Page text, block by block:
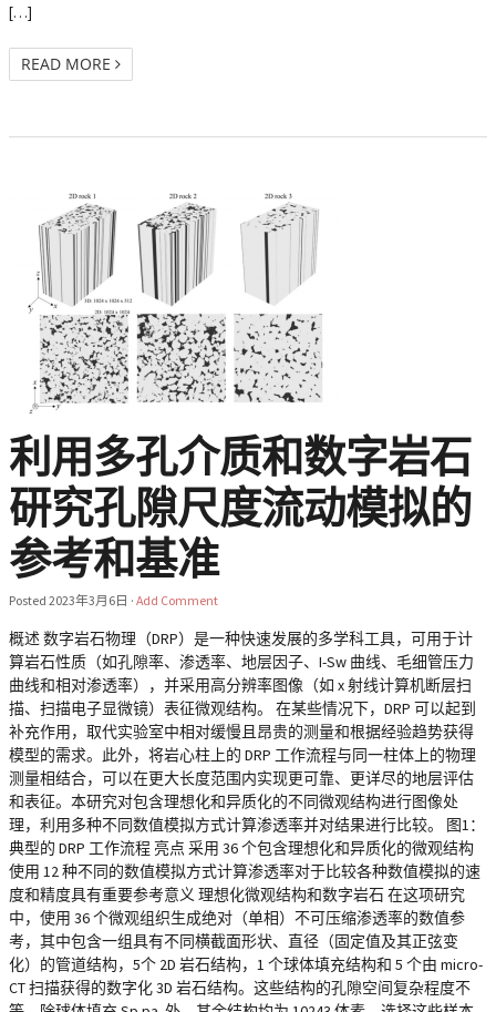
[…]
READ MORE
利用多孔介质和数字岩石
研究孔隙尺度流动模拟的
参考和基准
Posted 2023年3月6日 · Add Comment
概述 数字岩石物理（DRP）是一种快速发展的多学科工具，可用于计
算岩石性质（如孔隙率、渗透率、地层因子、I-Sw 曲线、毛细管压力
曲线和相对渗透率），并采用高分辨率图像（如 x 射线计算机断层扫
描、扫描电子显微镜）表征微观结构。 在某些情况下，DRP 可以起到
补充作用，取代实验室中相对缓慢且昂贵的测量和根据经验趋势获得
模型的需求。此外，将岩心柱上的 DRP 工作流程与同一柱体上的物理
测量相结合，可以在更大长度范围内实现更可靠、更详尽的地层评估
和表征。本研究对包含理想化和异质化的不同微观结构进行图像处
理，利用多种不同数值模拟方式计算渗透率并对结果进行比较。 图1：
典型的 DRP 工作流程 亮点 采用 36 个包含理想化和异质化的微观结构
使用 12 种不同的数值模拟方式计算渗透率对于比较各种数值模拟的速
度和精度具有重要参考意义 理想化微观结构和数字岩石 在这项研究
中，使用 36 个微观组织生成绝对（单相）不可压缩渗透率的数值参
考，其中包含一组具有不同横截面形状、直径（固定值及其正弦变
化）的管道结构，5个 2D 岩石结构，1 个球体填充结构和 5 个由 micro-
CT 扫描获得的数字化 3D 岩石结构。这些结构的孔隙空间复杂程度不